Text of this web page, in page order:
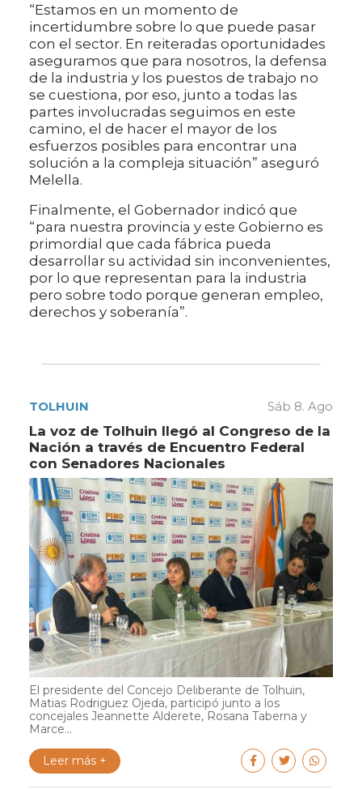
“Estamos en un momento de
incertidumbre sobre lo que puede pasar
con el sector. En reiteradas oportunidades
aseguramos que para nosotros, la defensa
de la industria y los puestos de trabajo no
se cuestiona, por eso, junto a todas las
partes involucradas seguimos en este
camino, el de hacer el mayor de los
esfuerzos posibles para encontrar una
solución a la compleja situación” aseguró
Melella.
Finalmente, el Gobernador indicó que
“para nuestra provincia y este Gobierno es
primordial que cada fábrica pueda
desarrollar su actividad sin inconvenientes,
por lo que representan para la industria
pero sobre todo porque generan empleo,
derechos y soberanía”.
TOLHUIN Sáb 8. Ago
La voz de Tolhuin llegó al Congreso de la
Nación a través de Encuentro Federal
con Senadores Nacionales
El presidente del Concejo Deliberante de Tolhuin,
Matias Rodriguez Ojeda, participó junto a los
concejales Jeannette Alderete, Rosana Taberna y
Marce...
Leer más +